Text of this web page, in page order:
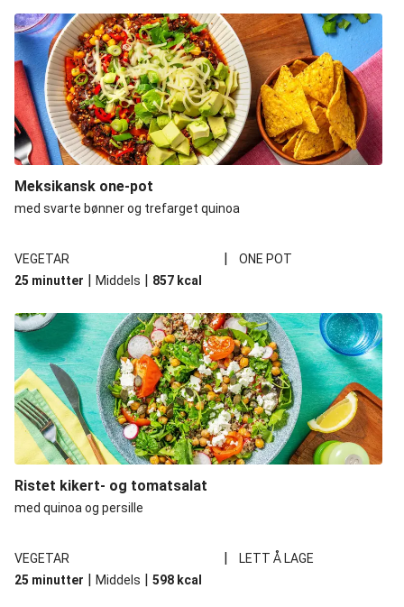
Meksikansk one-pot
med svarte bønner og trefarget quinoa
VEGETAR |
ONE POT
25 minutter | Middels | 857 kcal
Ristet kikert- og tomatsalat
med quinoa og persille
VEGETAR |
LETT Å LAGE
25 minutter | Middels | 598 kcal